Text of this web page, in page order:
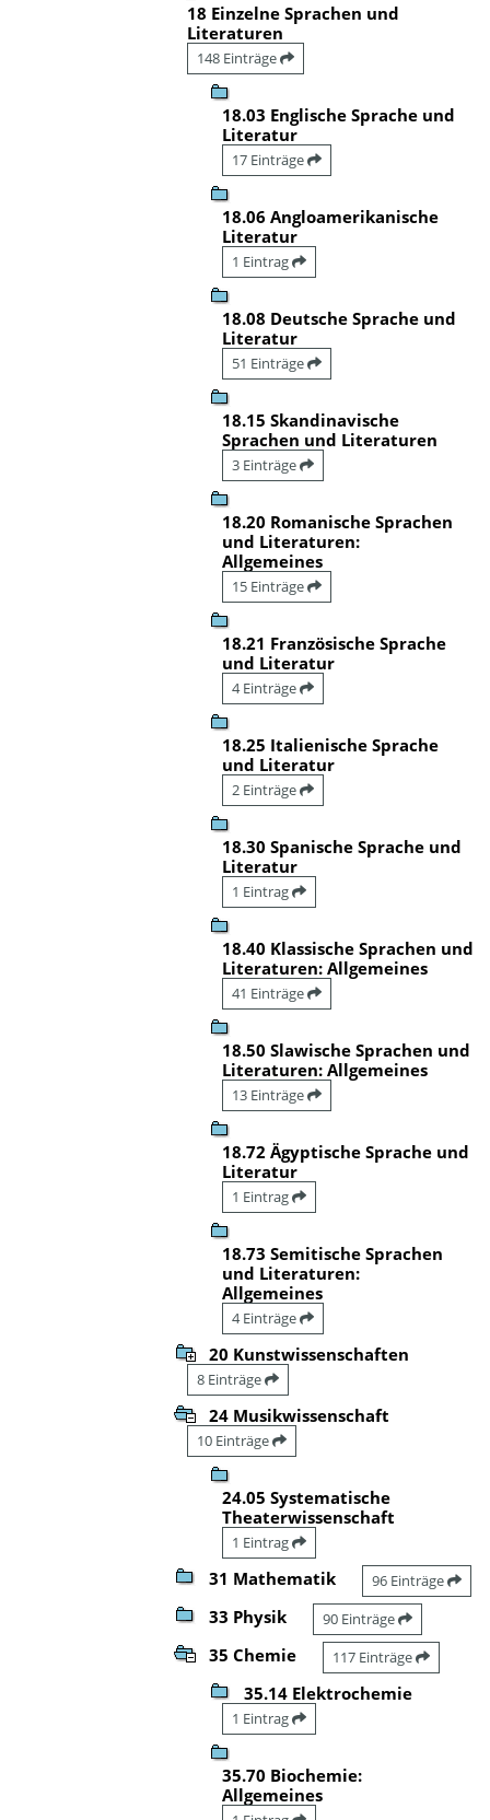
18 Einzelne Sprachen und
Literaturen
148 Einträge
18.03 Englische Sprache und
Literatur
17 Einträge
18.06 Angloamerikanische
Literatur
1 Eintrag
18.08 Deutsche Sprache und
Literatur
51 Einträge
18.15 Skandinavische
Sprachen und Literaturen
3 Einträge
18.20 Romanische Sprachen
und Literaturen:
Allgemeines
15 Einträge
18.21 Französische Sprache
und Literatur
4 Einträge
18.25 Italienische Sprache
und Literatur
2 Einträge
18.30 Spanische Sprache und
Literatur
1 Eintrag
18.40 Klassische Sprachen und
Literaturen: Allgemeines
41 Einträge
18.50 Slawische Sprachen und
Literaturen: Allgemeines
13 Einträge
18.72 Ägyptische Sprache und
Literatur
1 Eintrag
18.73 Semitische Sprachen
und Literaturen:
Allgemeines
4 Einträge
20 Kunstwissenschaften
8 Einträge
24 Musikwissenschaft
10 Einträge
24.05 Systematische
Theaterwissenschaft
1 Eintrag
31 Mathematik 96 Einträge
33 Physik 90 Einträge
35 Chemie 117 Einträge
35.14 Elektrochemie
1 Eintrag
35.70 Biochemie:
Allgemeines